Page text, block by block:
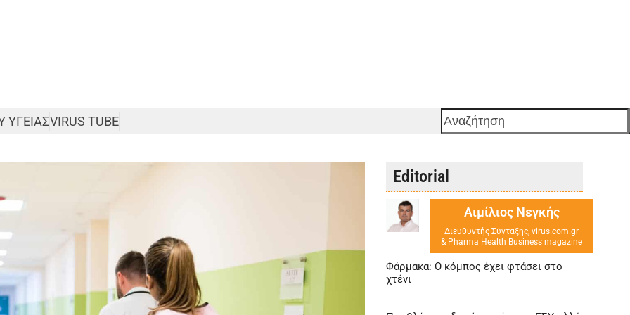
ΥΓΕΙΑΣVIRUS TUBE Αναζήτηση
Editorial
Αιμίλιος Νεγκής
Διευθυντής Σύνταξης, virus.com.gr
& Pharma Health Business magazine
Φάρμακα: Ο κόμπος έχει φτάσει στο
χτένι